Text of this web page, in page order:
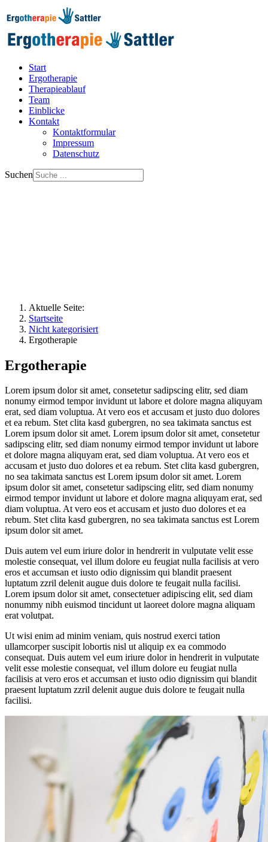
Start
Ergotherapie
Therapieablauf
Team
Einblicke
Kontakt
Kontaktformular
Impressum
Datenschutz
Suchen
Aktuelle Seite:
Startseite
Nicht kategorisiert
Ergotherapie
Ergotherapie
Lorem ipsum dolor sit amet, consetetur sadipscing elitr, sed diam
nonumy eirmod tempor invidunt ut labore et dolore magna aliquyam
erat, sed diam voluptua. At vero eos et accusam et justo duo dolores
et ea rebum. Stet clita kasd gubergren, no sea takimata sanctus est
Lorem ipsum dolor sit amet. Lorem ipsum dolor sit amet, consetetur
sadipscing elitr, sed diam nonumy eirmod tempor invidunt ut labore
et dolore magna aliquyam erat, sed diam voluptua. At vero eos et
accusam et justo duo dolores et ea rebum. Stet clita kasd gubergren,
no sea takimata sanctus est Lorem ipsum dolor sit amet. Lorem
ipsum dolor sit amet, consetetur sadipscing elitr, sed diam nonumy
eirmod tempor invidunt ut labore et dolore magna aliquyam erat, sed
diam voluptua. At vero eos et accusam et justo duo dolores et ea
rebum. Stet clita kasd gubergren, no sea takimata sanctus est Lorem
ipsum dolor sit amet.
Duis autem vel eum iriure dolor in hendrerit in vulputate velit esse
molestie consequat, vel illum dolore eu feugiat nulla facilisis at vero
eros et accumsan et iusto odio dignissim qui blandit praesent
luptatum zzril delenit augue duis dolore te feugait nulla facilisi.
Lorem ipsum dolor sit amet, consectetuer adipiscing elit, sed diam
nonummy nibh euismod tincidunt ut laoreet dolore magna aliquam
erat volutpat.
Ut wisi enim ad minim veniam, quis nostrud exerci tation
ullamcorper suscipit lobortis nisl ut aliquip ex ea commodo
consequat. Duis autem vel eum iriure dolor in hendrerit in vulputate
velit esse molestie consequat, vel illum dolore eu feugiat nulla
facilisis at vero eros et accumsan et iusto odio dignissim qui blandit
praesent luptatum zzril delenit augue duis dolore te feugait nulla
facilisi.